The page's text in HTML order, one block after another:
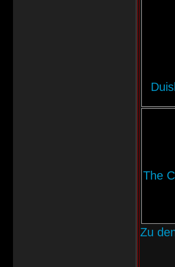
The
Zu